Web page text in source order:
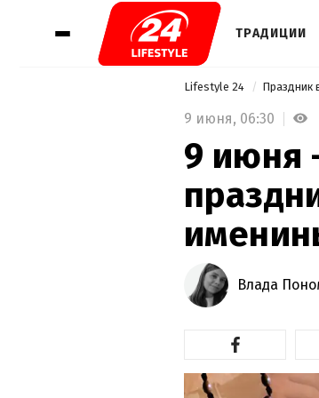
ТРАДИЦИИ
Lifestyle 24 Праздник
9 июня, 06:30
9 июня
Влада